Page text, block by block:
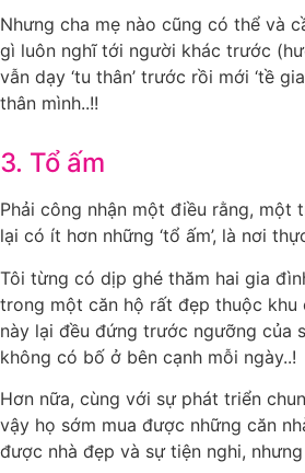
Nhưng cha mẹ nào cũng có thể và
gì luôn nghĩ tới người khác trước
vẫn dạy ‘tu thân’ trước rồi mới ‘tề
thân mình..!!
3. Tổ ấm
Phải công nhận một điều rằng, một
lại có ít hơn những ‘tổ ấm’, là nơi
Tôi từng có dịp ghé thăm hai gia
trong một căn hộ rất đẹp thuộc khu
này lại đều đứng trước ngưỡng của
không có bố ở bên cạnh mỗi ngày..!
Hơn nữa, cùng với sự phát triển
vậy họ sớm mua được những căn
được nhà đẹp và sự tiện nghi,